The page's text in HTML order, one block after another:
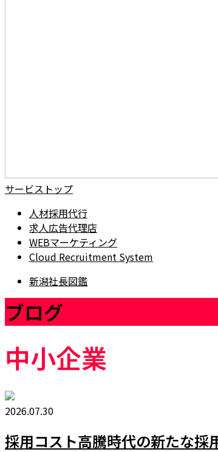
サービストップ
人材採用代行
求人広告代理店
WEBマーケティング
Cloud Recruitment System
新潟社長図鑑
ブログ
中小企業
2026.07.30
採用コスト高騰時代の新たな